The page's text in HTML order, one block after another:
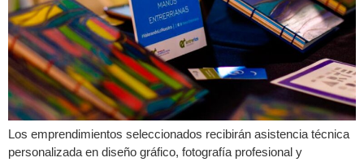
Los emprendimientos seleccionados recibirán asistencia técnica
personalizada en diseño gráfico, fotografía profesional y